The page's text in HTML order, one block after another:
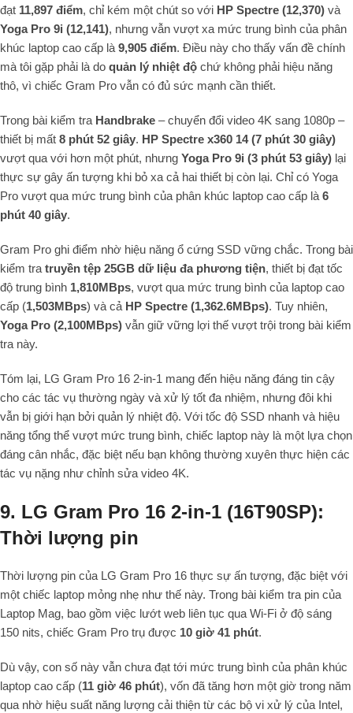
đạt 11,897 điểm, chỉ kém một chút so với HP Spectre (12,370) và
Yoga Pro 9i (12,141), nhưng vẫn vượt xa mức trung bình của phân
khúc laptop cao cấp là 9,905 điểm. Điều này cho thấy vấn đề chính
mà tôi gặp phải là do quản lý nhiệt độ chứ không phải hiệu năng
thô, vì chiếc Gram Pro vẫn có đủ sức mạnh cần thiết.
Trong bài kiểm tra Handbrake – chuyển đổi video 4K sang 1080p –
thiết bị mất 8 phút 52 giây. HP Spectre x360 14 (7 phút 30 giây)
vượt qua với hơn một phút, nhưng Yoga Pro 9i (3 phút 53 giây) lại
thực sự gây ấn tượng khi bỏ xa cả hai thiết bị còn lại. Chỉ có Yoga
Pro vượt qua mức trung bình của phân khúc laptop cao cấp là 6
phút 40 giây.
Gram Pro ghi điểm nhờ hiệu năng ổ cứng SSD vững chắc. Trong bài
kiểm tra truyền tệp 25GB dữ liệu đa phương tiện, thiết bị đạt tốc
độ trung bình 1,810MBps, vượt qua mức trung bình của laptop cao
cấp (1,503MBps) và cả HP Spectre (1,362.6MBps). Tuy nhiên,
Yoga Pro (2,100MBps) vẫn giữ vững lợi thế vượt trội trong bài kiểm
tra này.
Tóm lại, LG Gram Pro 16 2-in-1 mang đến hiệu năng đáng tin cậy
cho các tác vụ thường ngày và xử lý tốt đa nhiệm, nhưng đôi khi
vẫn bị giới hạn bởi quản lý nhiệt độ. Với tốc độ SSD nhanh và hiệu
năng tổng thể vượt mức trung bình, chiếc laptop này là một lựa chọn
đáng cân nhắc, đặc biệt nếu bạn không thường xuyên thực hiện các
tác vụ nặng như chỉnh sửa video 4K.
9. LG Gram Pro 16 2-in-1 (16T90SP):
Thời lượng pin
Thời lượng pin của LG Gram Pro 16 thực sự ấn tượng, đặc biệt với
một chiếc laptop mỏng nhẹ như thế này. Trong bài kiểm tra pin của
Laptop Mag, bao gồm việc lướt web liên tục qua Wi-Fi ở độ sáng
150 nits, chiếc Gram Pro trụ được 10 giờ 41 phút.
Dù vậy, con số này vẫn chưa đạt tới mức trung bình của phân khúc
laptop cao cấp (11 giờ 46 phút), vốn đã tăng hơn một giờ trong năm
qua nhờ hiệu suất năng lượng cải thiện từ các bộ vi xử lý của Intel,